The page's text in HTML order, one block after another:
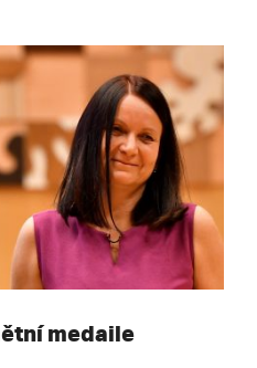
medaile